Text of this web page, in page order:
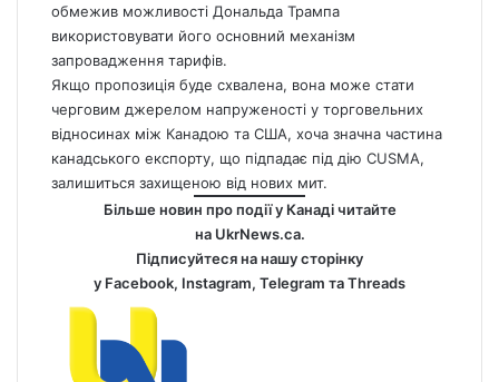
обмежив можливості Дональда Трампа
використовувати його основний механізм
запровадження тарифів.
Якщо пропозиція буде схвалена, вона може стати
черговим джерелом напруженості у торговельних
відносинах між Канадою та США, хоча значна частина
канадського експорту, що підпадає під дію CUSMA,
залишиться захищеною від нових мит.
Більше новин про події у Канаді читайте
на UkrNews.ca.
Підписуйтеся на нашу сторінку
у Facebook, Instagram, Telegram таThreads